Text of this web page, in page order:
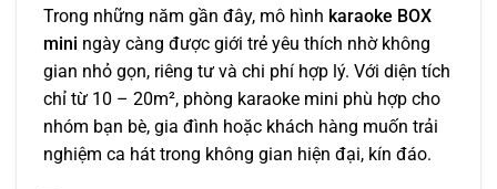
Trong những năm gần đây, mô hình karaoke BOX
mini ngày càng được giới trẻ yêu thích nhờ không
gian nhỏ gọn, riêng tư và chi phí hợp lý. Với diện tích
chỉ từ 10 – 20m², phòng karaoke mini phù hợp cho
nhóm bạn bè, gia đình hoặc khách hàng muốn trải
nghiệm ca hát trong không gian hiện đại, kín đáo.